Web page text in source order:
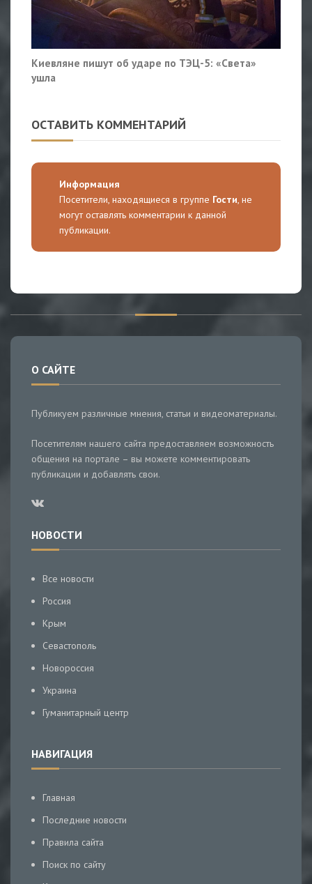
Киевляне пишут об ударе по ТЭЦ-5: «Света»
ушла
ОСТАВИТЬ КОММЕНТАРИЙ
Информация
Посетители, находящиеся в группе Гости, не
могут оставлять комментарии к данной
публикации.
О САЙТЕ
Публикуем различные мнения, статьи и видеоматериалы.
Посетителям нашего сайта предоставляем возможность
общения на портале – вы можете комментировать
публикации и добавлять свои.
НОВОСТИ
Все новости
Россия
Крым
Севастополь
Новороссия
Украина
Гуманитарный центр
НАВИГАЦИЯ
Главная
Последние новости
Правила сайта
Поиск по сайту